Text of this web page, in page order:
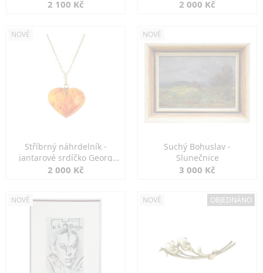
2 100 Kč 2 000 Kč
NOVÉ
Stříbrný náhrdelník -
jantarové srdíčko Georg
Kramer
2 000 Kč
NOVÉ
Suchý Bohuslav -
Slunečnice
3 000 Kč
NOVÉ NOVÉ OBJEDNÁNO